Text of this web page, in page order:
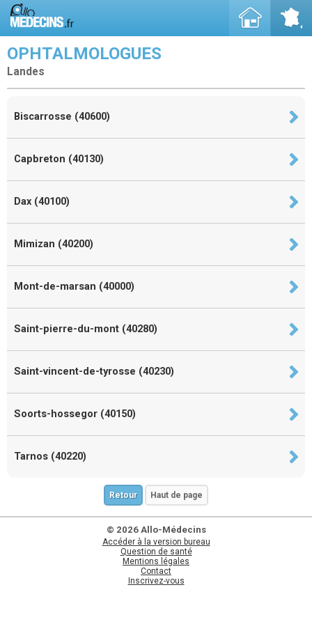
OPHTALMOLOGUES
Landes
Biscarrosse (40600)
Capbreton (40130)
Dax (40100)
Mimizan (40200)
Mont-de-marsan (40000)
Saint-pierre-du-mont (40280)
Saint-vincent-de-tyrosse (40230)
Soorts-hossegor (40150)
Tarnos (40220)
Retour Haut de page
© 2026 Allo-Médecins
Accéder à la version bureau
Question de santé
Mentions légales
Contact
Inscrivez-vous